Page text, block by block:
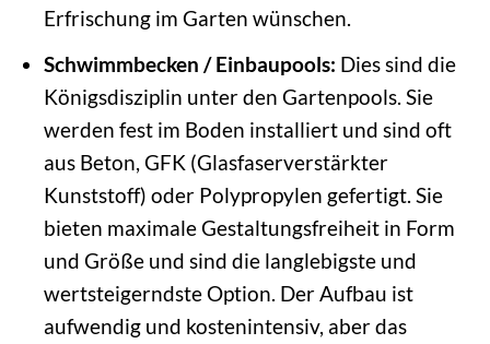
Erfrischung im Garten wünschen.
Schwimmbecken / Einbaupools: Dies sind die
Königsdisziplin unter den Gartenpools. Sie
werden fest im Boden installiert und sind oft
aus Beton, GFK (Glasfaserverstärkter
Kunststoff) oder Polypropylen gefertigt. Sie
bieten maximale Gestaltungsfreiheit in Form
und Größe und sind die langlebigste und
wertsteigerndste Option. Der Aufbau ist
aufwendig und kostenintensiv, aber das